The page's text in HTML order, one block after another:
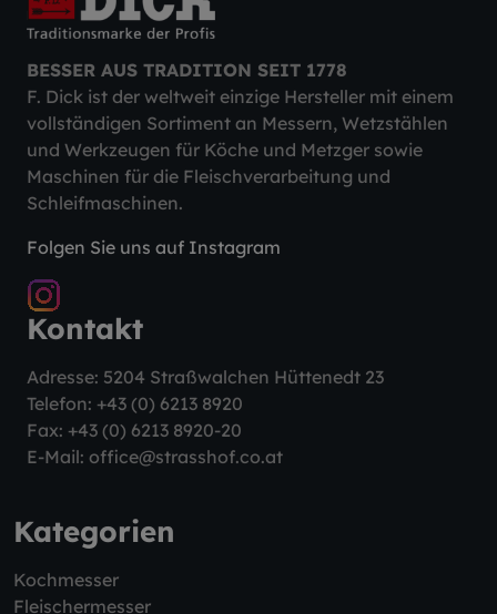
BESSER AUS TRADITION SEIT 1778
F. Dick ist der weltweit einzige Hersteller mit einem
vollständigen Sortiment an Messern, Wetzstählen
und Werkzeugen für Köche und Metzger sowie
Maschinen für die Fleischverarbeitung und
Schleifmaschinen.
Folgen Sie uns auf Instagram
Kontakt
Adresse: 5204 Straßwalchen Hüttenedt 23
Telefon: +43 (0) 6213 8920
Fax: +43 (0) 6213 8920-20
E-Mail: office@strasshof.co.at
Kategorien
Kochmesser
Fleischermesser